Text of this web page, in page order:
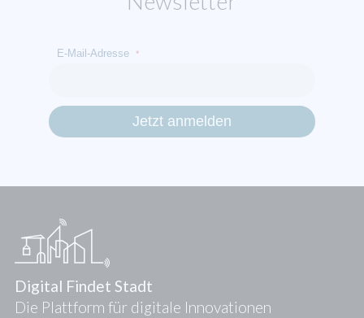
E-Mail-Adresse *
Digital Findet Stadt
Die Plattform für digitale Innovationen